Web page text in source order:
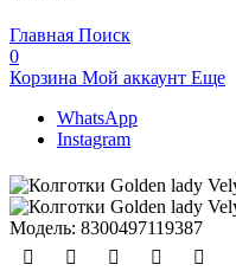
Главная Поиск
0
Корзина Мой аккаунт Еще
WhatsApp
Instagram
Модель: 8300497119387